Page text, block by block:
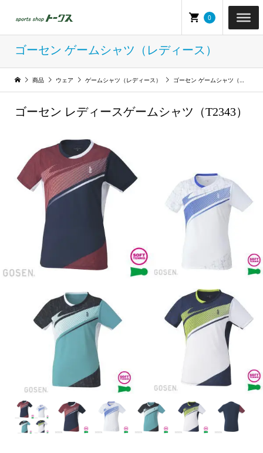
0
ゴーセン ゲームシャツ（レディース）
商品 ウェア ゲームシャツ（レディース） ゴーセン ゲームシャツ（レディース）
ゴーセン レディースゲームシャツ（T2343）